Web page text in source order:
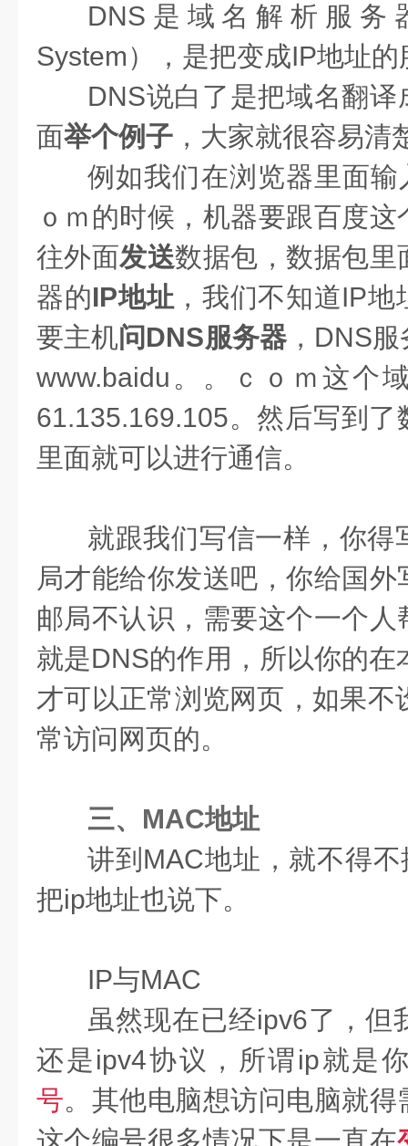
DNS是域名解析服务
System），是把变成IP地址的
DNS说白了是把域名翻
面举个例子 ，大家就很容易清
例如我们在浏览器里面
ｏｍ的时候，机器要跟百度这
往外面发送数据包，数据包里
器的IP地址 ，我们不知道IP
要主机问DNS服务器，DNS服
www.baidu。。ｃｏｍ这个
61.135.169.105。然后写到了
里面就可以进行通信。
就跟我们写信一样，你得
局才能给你发送吧，你给国
邮局不认识，需要这个一个
就是DNS的作用，所以你的
才可以正常浏览网页，如果不
常访问网页的。
三、MAC地址
讲到MAC地址，就不得
把ip地址也说下。
IP与MAC
虽然现在已经ipv6了，但
还是ipv4协议，所谓ip就是
号。其他电脑想访问电脑就